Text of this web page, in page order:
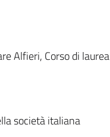
Alfieri, Corso di laurea
società italiana